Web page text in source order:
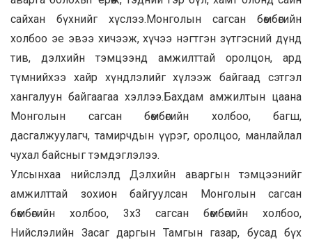
сайхан бүхнийг хүслээ.Монголын сагсан бөмбөгийн
холбоо эе эвээ хичээж, хүчээ нэгтгэн зүтгэсний дүнд
тив, дэлхийн тэмцээнд амжилттай оролцон, ард
түмнийхээ хайр хүндлэлийг хүлээж байгаад сэтгэл
хангалуун байгаагаа хэллээ.Бахдам амжилтын цаана
Монголын сагсан бөмбөгийн холбоо, багш,
дасгалжуулагч, тамирчдын үүрэг, оролцоо, манлайлал
чухал байсныг тэмдэглэлээ.
Улсынхаа нийслэлд Дэлхийн аваргын тэмцээнийг
амжилттай зохион байгуулсан Монголын сагсан
бөмбөгийн холбоо, 3х3 сагсан бөмбөгийн холбоо,
Нийслэлийн Засаг даргын Тамгын газар, бусад бүх